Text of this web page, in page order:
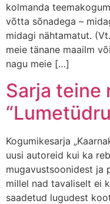
kolmanda
võtta sõnadega –
midagi nähtamatut.
meie tänane maailm
nagu meie […]
Sarja teine
Kogumikesarja
uusi autoreid kui ka
mugavustsoonidest ja
millel nad tavaliselt ei
saadetud lugudest